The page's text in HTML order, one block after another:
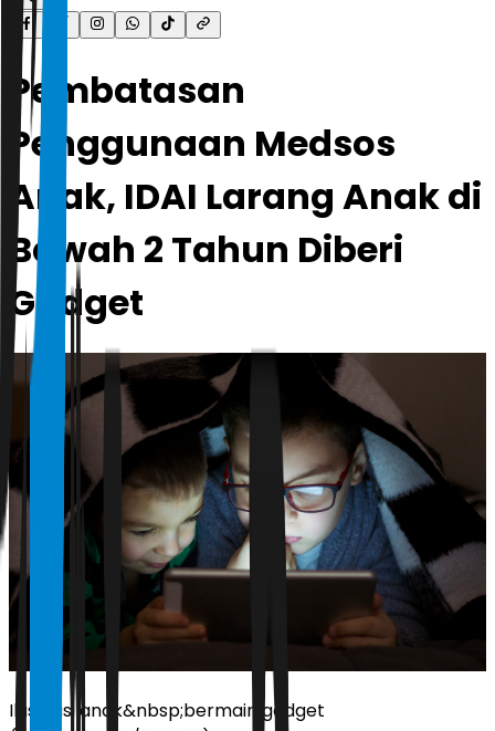
Pembatasan
Penggunaan Medsos
Anak, IDAI Larang Anak di
Bawah 2 Tahun Diberi
Gadget
Ilustrasi anak&nbsp;bermain gadget